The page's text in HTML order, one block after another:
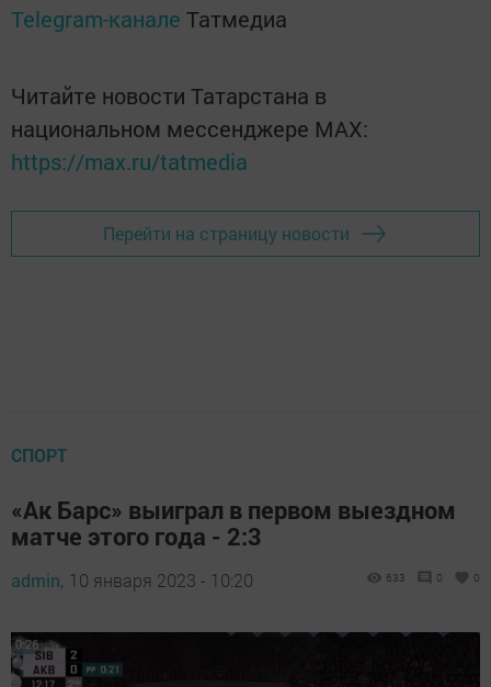
Telegram-канале Татмедиа
Читайте новости Татарстана в
национальном мессенджере MАХ:
https://max.ru/tatmedia
Перейти на страницу новости
СПОРТ
«Ак Барс» выиграл в первом выездном
матче этого года - 2:3
admin, 10 января 2023 - 10:20 633 0 0